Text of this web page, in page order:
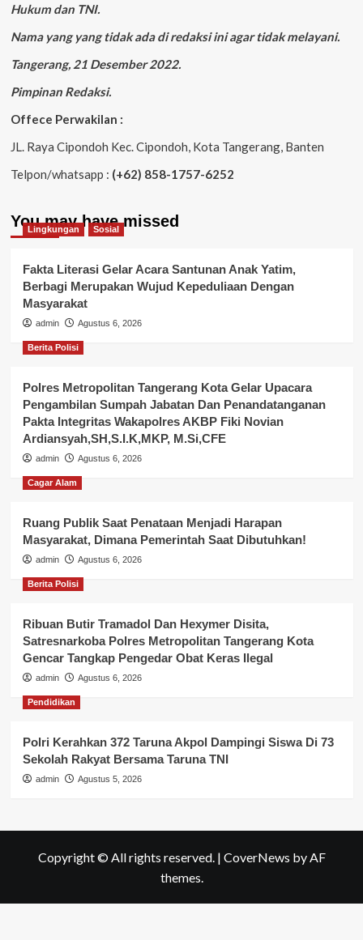
Hukum dan TNI.
Nama yang yang tidak ada di redaksi ini agar tidak melayani.
Tangerang, 21 Desember 2022.
Pimpinan Redaksi.
Offece Perwakilan :
JL. Raya Cipondoh Kec. Cipondoh, Kota Tangerang, Banten
Telpon/whatsapp : (+62) 858-1757-6252
You may have missed
Lingkungan Sosial
Fakta Literasi Gelar Acara Santunan Anak Yatim,
Berbagi Merupakan Wujud Kepeduliaan Dengan
Masyarakat
admin Agustus 6, 2026
Berita Polisi
Polres Metropolitan Tangerang Kota Gelar Upacara
Pengambilan Sumpah Jabatan Dan Penandatanganan
Pakta Integritas Wakapolres AKBP Fiki Novian
Ardiansyah,SH,S.I.K,MKP, M.Si,CFE
admin Agustus 6, 2026
Cagar Alam
Ruang Publik Saat Penataan Menjadi Harapan
Masyarakat, Dimana Pemerintah Saat Dibutuhkan!
admin Agustus 6, 2026
Berita Polisi
Ribuan Butir Tramadol Dan Hexymer Disita,
Satresnarkoba Polres Metropolitan Tangerang Kota
Gencar Tangkap Pengedar Obat Keras Ilegal
admin Agustus 6, 2026
Pendidikan
Polri Kerahkan 372 Taruna Akpol Dampingi Siswa Di 73
Sekolah Rakyat Bersama Taruna TNI
admin Agustus 5, 2026
Copyright © All rights reserved. | CoverNews by AF
themes.